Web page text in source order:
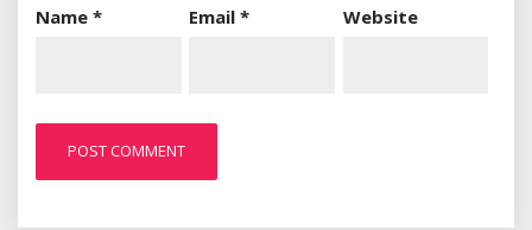
Name * Email* Website